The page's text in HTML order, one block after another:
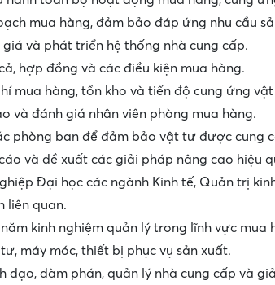
mua hàng, đảm bảo đáp ứng nhu cầu
giá và phát triển hệ thống nhà cung cấp.
hợp đồng và các điều kiện mua hàng.
mua hàng, tồn kho và tiến độ cung ứng
và đánh giá nhân viên phòng mua hàng.
phòng ban để đảm bảo vật tư được cung
và đề xuất các giải pháp nâng cao hiệu
Đại học các ngành Kinh tế, Quản trị
liên quan.
kinh nghiệm quản lý trong lĩnh vực mua
máy móc, thiết bị phục vụ sản xuất.
đạo, đàm phán, quản lý nhà cung cấp và